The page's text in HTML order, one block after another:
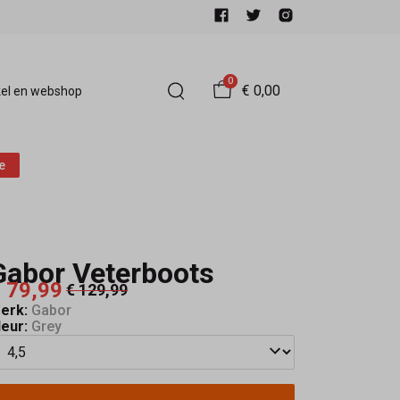
en webshop
0
€ 0,00
Veterboots
79,99 € 129,99
Gabor
Grey